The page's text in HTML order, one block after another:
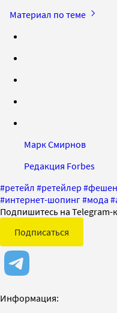
Материал по теме
Марк Смирнов
Редакция Forbes
#ретейл #ретейлер #
#интернет-шопинг#мода #
Подпишитесь на Telegram-
Подписаться
Информация: